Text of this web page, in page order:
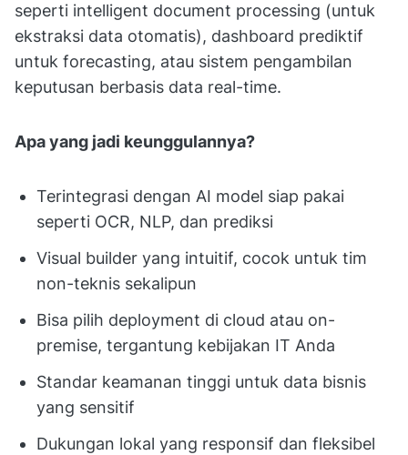
seperti intelligent document processing (untuk
ekstraksi data otomatis), dashboard prediktif
untuk forecasting, atau sistem pengambilan
keputusan berbasis data real-time.
Apa yang jadi keunggulannya?
Terintegrasi dengan AI model siap pakai
seperti OCR, NLP, dan prediksi
Visual builder yang intuitif, cocok untuk tim
non-teknis sekalipun
Bisa pilih deployment di cloud atau on-
premise, tergantung kebijakan IT Anda
Standar keamanan tinggi untuk data bisnis
yang sensitif
Dukungan lokal yang responsif dan fleksibel